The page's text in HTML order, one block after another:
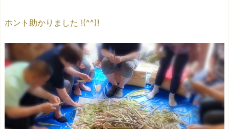
ホント助かりました !(^^)!